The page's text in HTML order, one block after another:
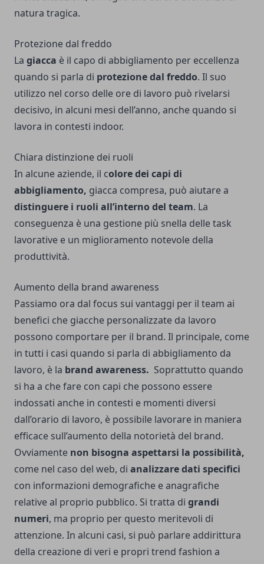
natura tragica.
Protezione dal freddo
La giacca è il capo di abbigliamento per eccellenza
quando si parla di protezione dal freddo. Il suo
utilizzo nel corso delle ore di lavoro può rivelarsi
decisivo, in alcuni mesi dell’anno, anche quando si
lavora in contesti indoor.
Chiara distinzione dei ruoli
In alcune aziende, il colore dei capi di
abbigliamento, giacca compresa, può aiutare a
distinguere i ruoli all’interno del team. La
conseguenza è una gestione più snella delle task
lavorative e un miglioramento notevole della
produttività.
Aumento della brand awareness
Passiamo ora dal focus sui vantaggi per il team ai
benefici che giacche personalizzate da lavoro
possono comportare per il brand. Il principale, come
in tutti i casi quando si parla di abbigliamento da
lavoro, è la brand awareness. Soprattutto quando
si ha a che fare con capi che possono essere
indossati anche in contesti e momenti diversi
dall’orario di lavoro, è possibile lavorare in maniera
efficace sull’aumento della notorietà del brand.
Ovviamente non bisogna aspettarsi la possibilità,
come nel caso del web, di analizzare dati specifici
con informazioni demografiche e anagrafiche
relative al proprio pubblico. Si tratta di grandi
numeri, ma proprio per questo meritevoli di
attenzione. In alcuni casi, si può parlare addirittura
della creazione di veri e propri trend fashion a